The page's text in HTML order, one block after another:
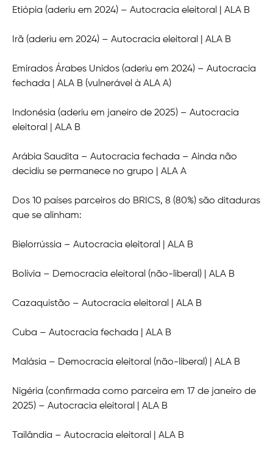
Etiópia (aderiu em 2024) – Autocracia eleitoral | ALA B
Irã (aderiu em 2024) – Autocracia eleitoral | ALA B
Emirados Árabes Unidos (aderiu em 2024) – Autocracia
fechada | ALA B (vulnerável à ALA A)
Indonésia (aderiu em janeiro de 2025) – Autocracia
eleitoral | ALA B
Arábia Saudita – Autocracia fechada – Ainda não
decidiu se permanece no grupo | ALA A
Dos 10 países parceiros do BRICS, 8 (80%) são ditaduras
que se alinham:
Bielorrússia – Autocracia eleitoral | ALA B
Bolívia – Democracia eleitoral (não-liberal) | ALA B
Cazaquistão – Autocracia eleitoral | ALA B
Cuba – Autocracia fechada | ALA B
Malásia – Democracia eleitoral (não-liberal) | ALA B
Nigéria (confirmada como parceira em 17 de janeiro de
2025) – Autocracia eleitoral | ALA B
Tailândia – Autocracia eleitoral | ALA B